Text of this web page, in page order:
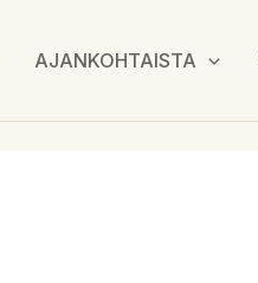
AJANKOHTAISTA